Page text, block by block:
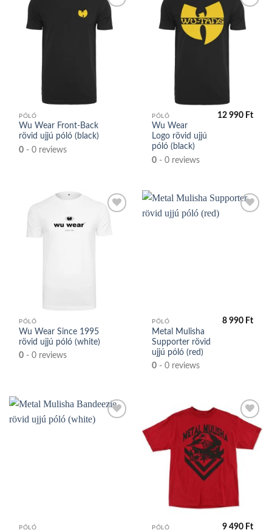
PÓLÓ
Wu Wear Front-Back
rövid ujjú póló (black)
0 - 0 reviews
PÓLÓ
Wu Wear
Logo rövid ujjú
póló (black)
0 - 0 reviews
12 990 Ft
PÓLÓ
Wu Wear Since 1995
rövid ujjú póló (white)
0 - 0 reviews
PÓLÓ
Metal Mulisha
Supporter rövid
ujjú póló (red)
0 - 0 reviews
8 990 Ft
PÓLÓ
Kedvencek
PÓLÓ 9 490 Ft